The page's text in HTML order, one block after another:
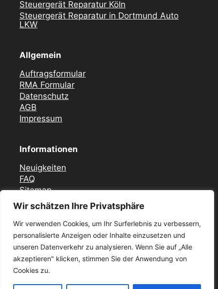
Wir schätzen Ihre Privatsphäre
Wir verwenden Cookies, um Ihr Surferlebnis zu verbessern,
personalisierte Anzeigen oder Inhalte einzusetzen und
unseren Datenverkehr zu analysieren. Wenn Sie auf „Alle
akzeptieren" klicken, stimmen Sie der Anwendung von
Cookies zu.
Steuergerät Reparatur Köln
Steuergerät Reparatur in Dortmund Auto
LKW
Allgemein
Auftragsformular
RMA Formular
Datenschutz
AGB
Impressum
Informationen
Neuigkeiten
FAQ
Sitemap
Vor Ort Notfall Service
Mercedes Zündschloss ELV Reparatur
Düsseldorf
Zündschloss ELV Reparatur Krefeld
Mercedes Zündschloss Reparatur Essen –
ELV / ESL